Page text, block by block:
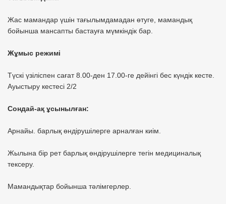
Жас мамандар үшін тағылымдамадан өтуге, мамандық
бойынша мансапты бастауға мүмкіндік бар.
Жұмыс режимі
Түскі үзіліспен сағат 8.00-ден 17.00-ге дейінгі бес күндік кесте.
Ауыстыру кестесі 2/2
Сондай-ақ ұсынылған:
Арнайы. барлық өндірушілерге арналған киім.
Жылына бір рет барлық өндірушілерге тегін медициналық
тексеру.
Мамандықтар бойынша тәлімгерлер.